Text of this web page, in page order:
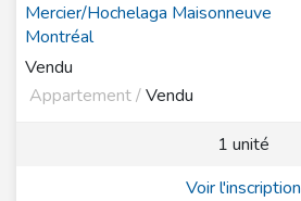
Mercier/Hochelaga Maisonneuve
Montréal
Vendu
Appartement /Vendu
1 unité
Voir l'inscription